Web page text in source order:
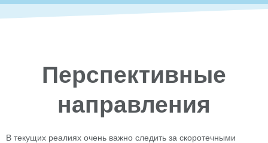
Перспективные
направления
В текущих реалиях очень важно следить за скоротечными